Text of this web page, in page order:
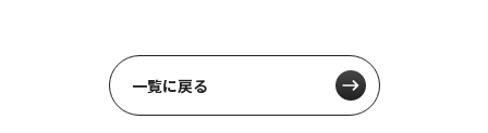
一覧に戻る